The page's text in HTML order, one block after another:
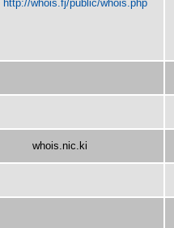
http://whois.fj/public/whois.php
whois.nic.ki